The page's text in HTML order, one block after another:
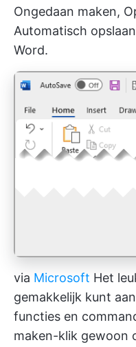
Ongedaan maken,
Automatisch
Word.
via Microsoft Het
gemakkelijk kunt
functies en
maken-klik gewoon